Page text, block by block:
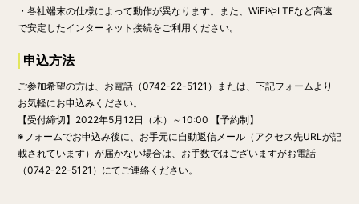
・各社端末の仕様によって動作が異なります。また、WiFiやLTEなど高速
で安定したインターネット接続をご利用ください。
申込方法
ご参加希望の方は、お電話（0742-22-5121）または、下記フォームより
お気軽にお申込みください。
【受付締切】 2022年5月12日（木）～10:00
【予約制】
※フォームでお申込み後に、お手元に自動返信メール（アクセス先URLが記
載されています）が届かない場合は、お手数ではございますがお電話
（0742-22-5121）にてご連絡ください。